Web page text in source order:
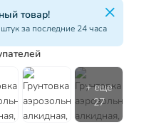
товар!
за последние 24 часа